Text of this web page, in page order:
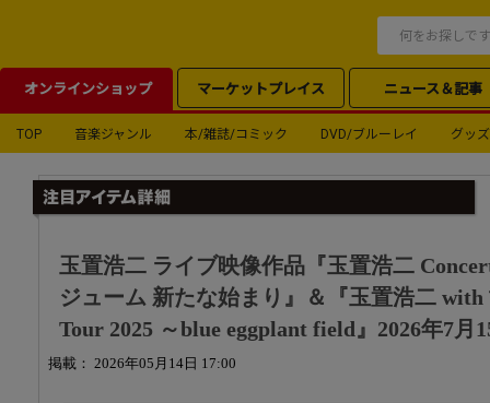
オンラインショップ マーケットプレイス ニュース＆記事
TOP 音楽ジャンル 本/雑誌/コミック DVD/ブルーレイ グッズ
玉置浩二 ライブ映像作品『玉置浩二
ジューム 新たな始まり』＆『玉置浩二
Tour 2025 ～blue eggplant field』2026年7月
掲載： 2026年05月14日 17:00